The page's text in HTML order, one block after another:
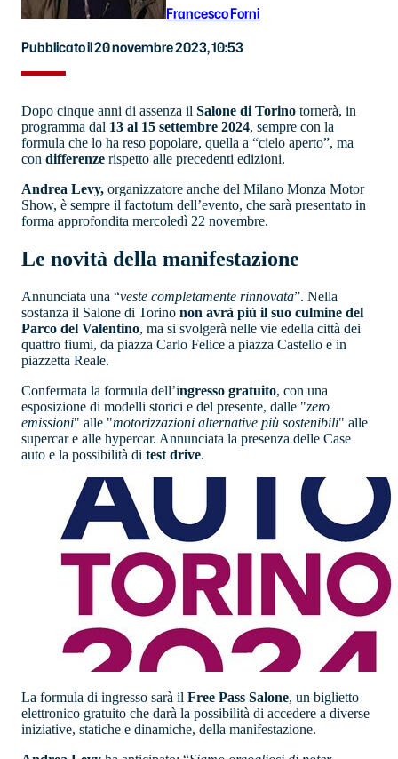
Francesco Forni
Pubblicato il 20 novembre 2023, 10:53
Dopo cinque anni di assenza il Salone di Torino tornerà, in
programma dal 13 al 15 settembre 2024, sempre con la
formula che lo ha reso popolare, quella a “cielo aperto”, ma
con differenze rispetto alle precedenti edizioni.
Andrea Levy, organizzatore anche del Milano Monza Motor
Show, è sempre il factotum dell’evento, che sarà presentato in
forma approfondita mercoledì 22 novembre.
Le novità della manifestazione
Annunciata una “veste completamente rinnovata”. Nella
sostanza il Salone di Torino non avrà più il suo culmine del
Parco del Valentino, ma si svolgerà nelle vie edella città dei
quattro fiumi, da piazza Carlo Felice a piazza Castello e in
piazzetta Reale.
Confermata la formula dell’ingresso gratuito, con una
esposizione di modelli storici e del presente, dalle "zero
emissioni" alle "motorizzazioni alternative più sostenibili" alle
supercar e alle hypercar. Annunciata la presenza delle Case
auto e la possibilità di test drive.
La formula di ingresso sarà il Free Pass Salone, un biglietto
elettronico gratuito che darà la possibilità di accedere a diverse
iniziative, statiche e dinamiche, della manifestazione.